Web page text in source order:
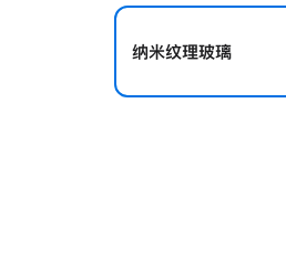
纳米纹理玻璃